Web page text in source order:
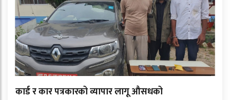
कार्ड र कार पत्रकारको व्यापार लागू औसधको